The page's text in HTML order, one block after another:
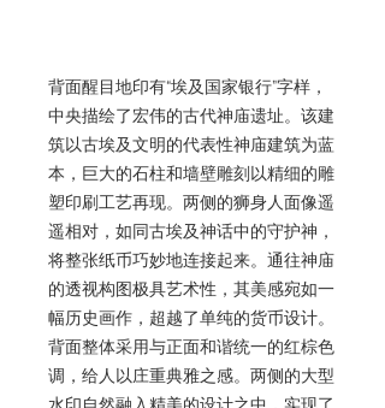
背面醒目地印有“埃及国家银行”字样，
中央描绘了宏伟的古代神庙遗址。该建
筑以古埃及文明的代表性神庙建筑为蓝
本，巨大的石柱和墙壁雕刻以精细的雕
塑印刷工艺再现。两侧的狮身人面像遥
遥相对，如同古埃及神话中的守护神，
将整张纸币巧妙地连接起来。通往神庙
的透视构图极具艺术性，其美感宛如一
幅历史画作，超越了单纯的货币设计。
背面整体采用与正面和谐统一的红棕色
调，给人以庄重典雅之感。两侧的大型
水印自然融入精美的设计之中，实现了